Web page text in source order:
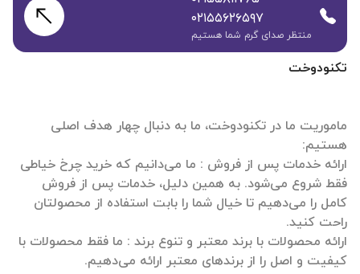
تکنودوخت
ماموریت ما در تکنودوخت، ما به دنبال چهار هدف اصلی
ارائه خدمات پس از فروش : ما می‌دانیم که خرید چرخ خیاطی
فقط شروع می‌شود. به همین دلیل، خدمات پس از فروش
کامل را می‌دهیم تا خیال شما را بابت استفاده از محصولتان
ارائه محصولات با برند معتبر و تنوع برند : ما فقط محصولات با
۰۲۱۵۵۶۲۶۵۹۷
منتظر صدای گرم شما هستیم